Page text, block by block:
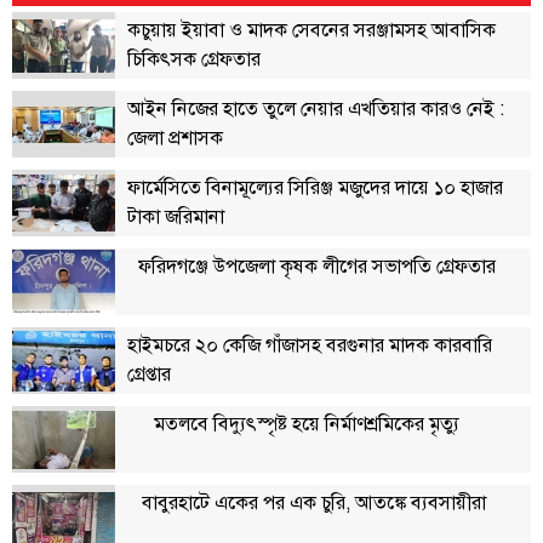
কচুয়ায় ইয়াবা ও মাদক সেবনের সরঞ্জামসহ আবাসিক
চিকিৎসক গ্রেফতার
আইন নিজের হাতে তুলে নেয়ার এখতিয়ার কারও নেই :
জেলা প্রশাসক
ফার্মেসিতে বিনামূল্যের সিরিঞ্জ মজুদের দায়ে ১০ হাজার
টাকা জরিমানা
ফরিদগঞ্জে উপজেলা কৃষক লীগের সভাপতি গ্রেফতার
হাইমচরে ২০ কেজি গাঁজাসহ বরগুনার মাদক কারবারি
গ্রেপ্তার
মতলবে বিদ্যুৎস্পৃষ্ট হয়ে নির্মাণশ্রমিকের মৃত্যু
বাবুরহাটে একের পর এক চুরি, আতঙ্কে ব্যবসায়ীরা